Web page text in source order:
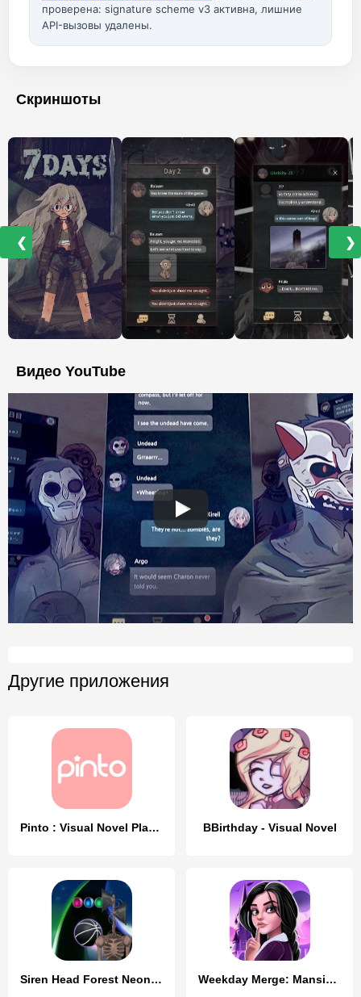
проверена: signature scheme v3 активна, лишние
API-вызовы удалены.
Скриншоты
❮ ❯
Видео YouTube
Другие приложения
Pinto : Visual Novel Platform BBirthday - Visual Novel
Siren Head Forest Neon ball Weekday Merge: Mansion Mystery